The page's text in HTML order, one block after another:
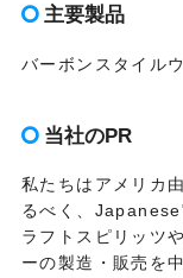
主要製品
バーボンスタイ
当社のPR
私たちはアメリカ
るべく、
ラフトスピリッツ
ーの製造・販売を